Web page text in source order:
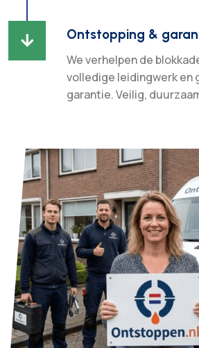
 Ontstopping &
We verhelpen de
volledige leidingwerk en
garantie. Veilig,